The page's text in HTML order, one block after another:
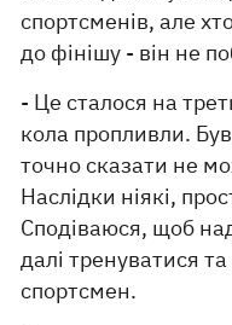
спортсменів, але
до фінішу - він не
- Це сталося на
кола пропливли. Був
точно сказати не
Наслідки ніякі,
Сподіваюся, щоб
далі тренуватися
спортсмен.